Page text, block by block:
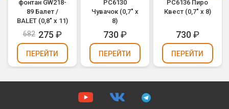
фонтан GW218-
89 Балет /
BALET (0,8" х 11)
682 275 ₽
ПЕРЕЙТИ
РС6130
Чувачок (0,7" х
8)
730₽
ПЕРЕЙТИ
РС6136 Пиро
Квест (0,7" х 8)
730₽
ПЕРЕЙТИ